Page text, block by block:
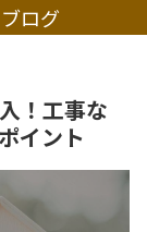
ログ
！工事な
イント